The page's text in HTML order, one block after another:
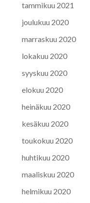
tammikuu 2021
joulukuu 2020
marraskuu 2020
lokakuu 2020
syyskuu 2020
elokuu 2020
heinäkuu 2020
kesäkuu 2020
toukokuu 2020
huhtikuu 2020
maaliskuu 2020
helmikuu 2020